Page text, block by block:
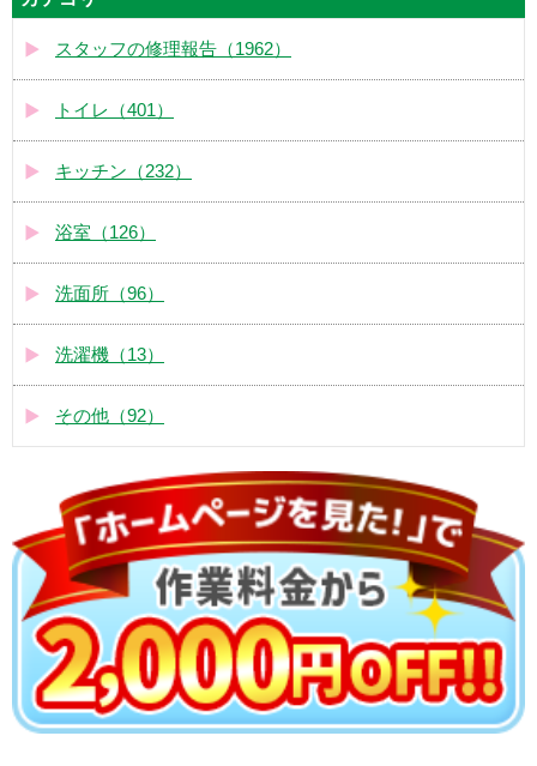
スタッフの修理報告（1962）
トイレ（401）
キッチン（232）
浴室（126）
洗面所（96）
洗濯機（13）
その他（92）